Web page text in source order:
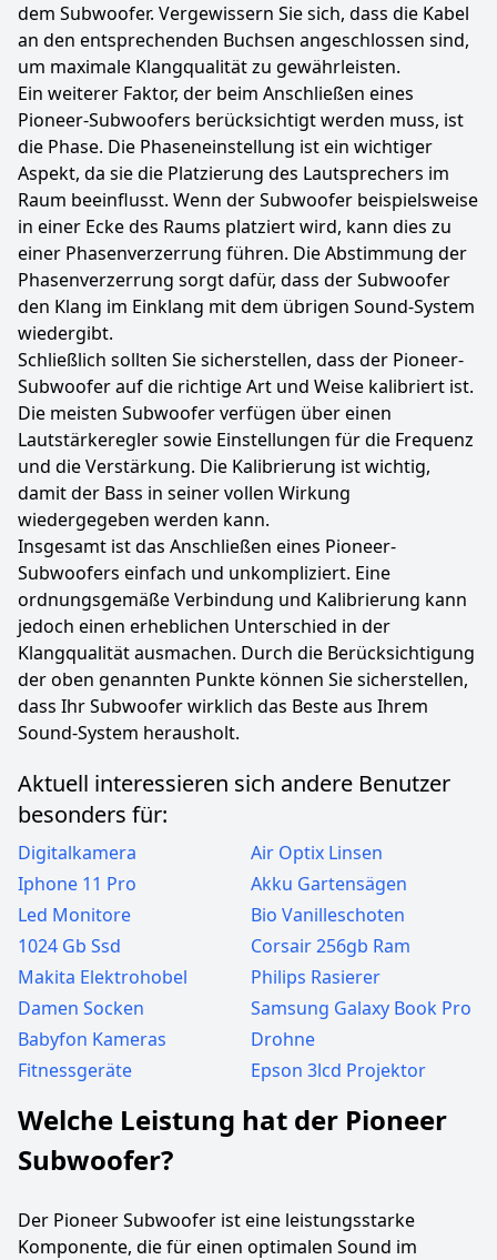
dem Subwoofer. Vergewissern Sie sich, dass die Kabel
an den entsprechenden Buchsen angeschlossen sind,
um maximale Klangqualität zu gewährleisten.
Ein weiterer Faktor, der beim Anschließen eines
Pioneer-Subwoofers berücksichtigt werden muss, ist
die Phase. Die Phaseneinstellung ist ein wichtiger
Aspekt, da sie die Platzierung des Lautsprechers im
Raum beeinflusst. Wenn der Subwoofer beispielsweise
in einer Ecke des Raums platziert wird, kann dies zu
einer Phasenverzerrung führen. Die Abstimmung der
Phasenverzerrung sorgt dafür, dass der Subwoofer
den Klang im Einklang mit dem übrigen Sound-System
wiedergibt.
Schließlich sollten Sie sicherstellen, dass der Pioneer-
Subwoofer auf die richtige Art und Weise kalibriert ist.
Die meisten Subwoofer verfügen über einen
Lautstärkeregler sowie Einstellungen für die Frequenz
und die Verstärkung. Die Kalibrierung ist wichtig,
damit der Bass in seiner vollen Wirkung
wiedergegeben werden kann.
Insgesamt ist das Anschließen eines Pioneer-
Subwoofers einfach und unkompliziert. Eine
ordnungsgemäße Verbindung und Kalibrierung kann
jedoch einen erheblichen Unterschied in der
Klangqualität ausmachen. Durch die Berücksichtigung
der oben genannten Punkte können Sie sicherstellen,
dass Ihr Subwoofer wirklich das Beste aus Ihrem
Sound-System herausholt.
Aktuell interessieren sich andere Benutzer
besonders für:
Digitalkamera
Air Optix Linsen
Iphone 11 Pro
Akku Gartensägen
Led Monitore
Bio Vanilleschoten
1024 Gb Ssd
Corsair 256gb Ram
Makita Elektrohobel
Philips Rasierer
Damen Socken
Samsung Galaxy Book Pro
Babyfon Kameras
Drohne
Fitnessgeräte
Epson 3lcd Projektor
Welche Leistung hat der Pioneer
Subwoofer?
Der Pioneer Subwoofer ist eine leistungsstarke
Komponente, die für einen optimalen Sound im